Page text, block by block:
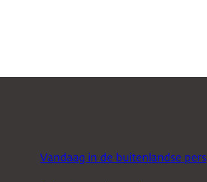
Vandaag in de buitenlandse pers